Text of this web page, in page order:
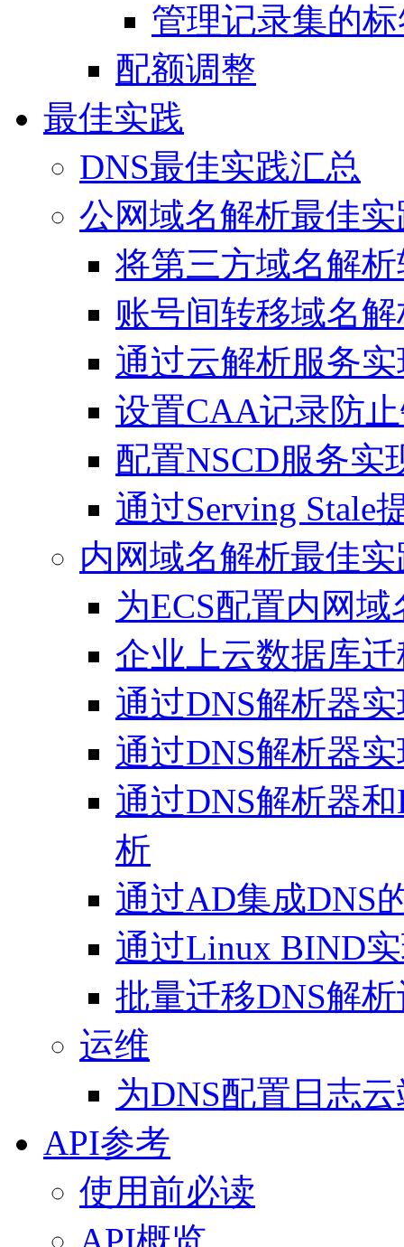
管理记录集的
配额调整
最佳实践
DNS最佳实践汇总
公网域名解析最佳实
将第三方域名解
账号间转移域名
通过云解析服务
设置CAA记录防
配置NSCD服务实
通过Serving Stale
内网域名解析最佳实
为ECS配置内网
企业上云数据库
通过DNS解析器
通过DNS解析器
通过DNS解析器
析
通过AD集成DNS
通过Linux BIND
批量迁移DNS解
运维
为DNS配置日志
API参考
使用前必读